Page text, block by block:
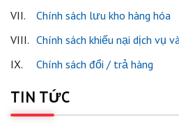
VII.
Chính sách lưu kho hàng hóa
VIII. Chính sách khiếu nại dịch vụ
IX.
Chính sách đổi / trả hàng
TIN TỨC